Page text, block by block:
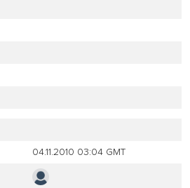
04.11.2010 03:04 GMT